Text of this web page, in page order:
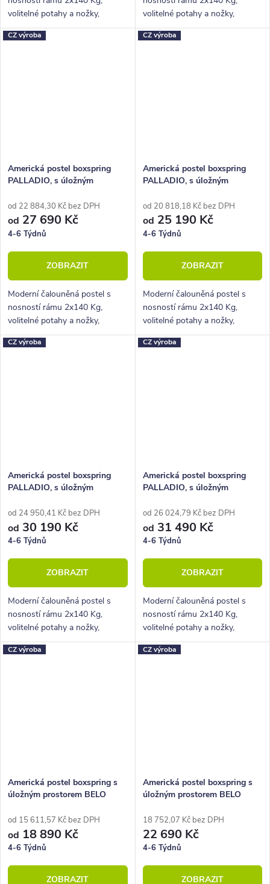
volitelné potahy a nožky,
hluboký úložný prostor.
volitelné potahy a nožky,
hluboký úložný prostor.
CZ výroba
Americká postel boxspring
PALLADIO, s úložným
od 22 884,30 Kč bez DPH
od 27 690 Kč
4-6 Týdnů
ZOBRAZIT
Moderní čalouněná postel s
nosností rámu 2x140 Kg,
volitelné potahy a nožky,
hluboký úložný prostor.
CZ výroba
Americká postel boxspring
PALLADIO, s úložným
od 20 818,18 Kč bez DPH
od 25 190 Kč
4-6 Týdnů
ZOBRAZIT
Moderní čalouněná postel s
nosností rámu 2x140 Kg,
volitelné potahy a nožky,
hluboký úložný prostor.
CZ výroba
Americká postel boxspring
PALLADIO, s úložným
od 24 950,41 Kč bez DPH
od 30 190 Kč
4-6 Týdnů
ZOBRAZIT
Moderní čalouněná postel s
nosností rámu 2x140 Kg,
volitelné potahy a nožky,
hluboký úložný prostor.
CZ výroba
Americká postel boxspring
PALLADIO, s úložným
od 26 024,79 Kč bez DPH
od 31 490 Kč
4-6 Týdnů
ZOBRAZIT
Moderní čalouněná postel s
nosností rámu 2x140 Kg,
volitelné potahy a nožky,
hluboký úložný prostor.
CZ výroba
Americká postel boxspring s
úložným prostorem BELO
od 15 611,57 Kč bez DPH
od 18 890 Kč
4-6 Týdnů
ZOBRAZIT
CZ výroba
Americká postel boxspring s
úložným prostorem BELO
18 752,07 Kč bez DPH
22 690 Kč
4-6 Týdnů
ZOBRAZIT